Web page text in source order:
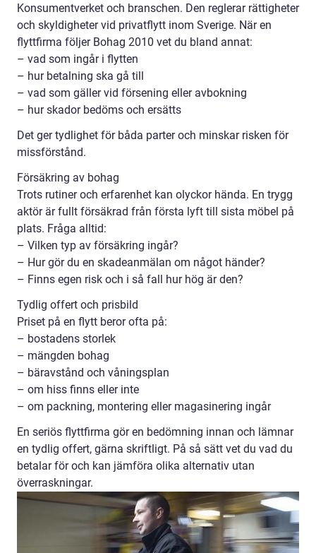
Konsumentverket och branschen. Den reglerar rättigheter
och skyldigheter vid privatflytt inom Sverige. När en
flyttfirma följer Bohag 2010 vet du bland annat:
– vad som ingår i flytten
– hur betalning ska gå till
– vad som gäller vid försening eller avbokning
– hur skador bedöms och ersätts
Det ger tydlighet för båda parter och minskar risken för
missförstånd.
Försäkring av bohag
Trots rutiner och erfarenhet kan olyckor hända. En trygg
aktör är fullt försäkrad från första lyft till sista möbel på
plats. Fråga alltid:
– Vilken typ av försäkring ingår?
– Hur gör du en skadeanmälan om något händer?
– Finns egen risk och i så fall hur hög är den?
Tydlig offert och prisbild
Priset på en flytt beror ofta på:
– bostadens storlek
– mängden bohag
– bäravstånd och våningsplan
– om hiss finns eller inte
– om packning, montering eller magasinering ingår
En seriös flyttfirma gör en bedömning innan och lämnar
en tydlig offert, gärna skriftligt. På så sätt vet du vad du
betalar för och kan jämföra olika alternativ utan
överraskningar.